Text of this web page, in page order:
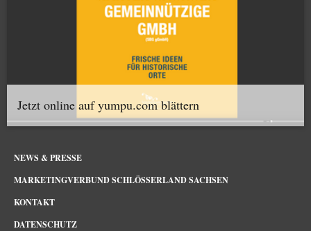
Jetzt online auf yumpu.com blättern
NEWS & PRESSE
MARKETINGVERBUND SCHLÖSSERLAND SACHSEN
KONTAKT
DATENSCHUTZ